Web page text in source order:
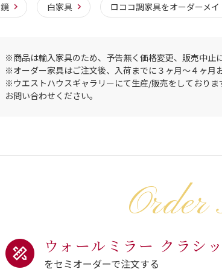
鏡 白家具 ロココ調家具をオーダーメ
※商品は輸入家具のため、予告無く価格変更、販売中止
※オーダー家具はご注文後、入荷までに３ヶ月〜４ヶ月
※ウエストハウスギャラリーにて生産/販売をしており
お問い合わせください。
ウォールミラー クラ
をセミオーダーで注文する